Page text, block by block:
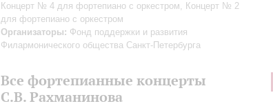
Концерт № 4 для фортепиано с оркестром, Концерт № 2
для фортепиано с оркестром
Организаторы: Фонд поддержки и развития
Филармонического общества Санкт-Петербурга
Все фортепианные концерты
С.В. Рахманинова